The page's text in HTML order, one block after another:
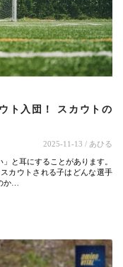
ト入団！ スカウトの
2025-11-13 / あひる
と耳にすることがあります。
カウトされる子はどんな選手
か…